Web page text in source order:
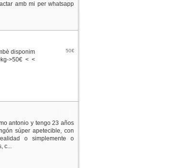
amb mi per whatsapp
disponim
>50€ < <
50€
antonio y tengo 23 años
súper apetecible, con
o simplemente o
c...